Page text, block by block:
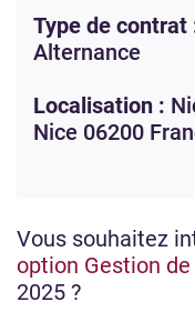
Type de contrat
Alternance
Localisation :
Nice 06200
Vous souhaitez
option Gestion
2025 ?